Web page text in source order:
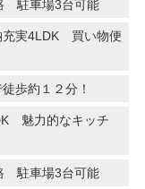
駐車場3台可能
実4LDK 買い物便
歩約１２分！
魅力的なキッチ
駐車場3台可能